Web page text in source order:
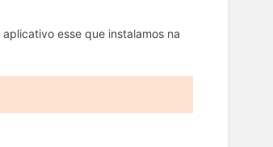
aplicativo esse que instalamos na